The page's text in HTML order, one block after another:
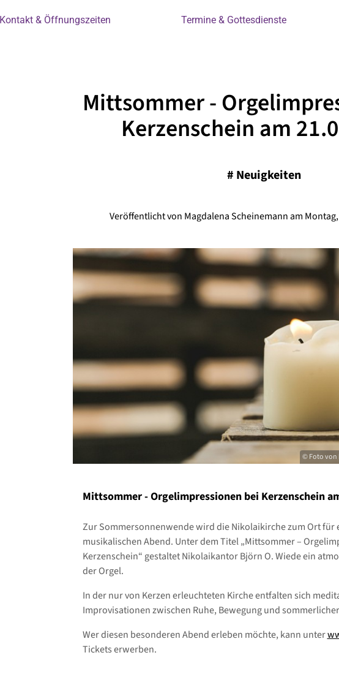
Kontakt & Öffnungszeiten Termine & Gottesdienste
Mittsommer -
Kerzenschein am
# Neuigkeiten
Veröffentlicht von Magdalena Scheinemann am
© Foto von
Mittsommer - Orgelimpressionen bei Kerzenschein
Zur Sommersonnenwende wird die Nikolaikirche zum Ort für
musikalischen Abend. Unter dem Titel „Mittsommer –
Kerzenschein“ gestaltet Nikolaikantor Björn O. Wiede ein
der Orgel.
In der nur von Kerzen erleuchteten Kirche entfalten sich
Improvisationen zwischen Ruhe, Bewegung und
Wer diesen besonderen Abend erleben möchte, kann unter
Tickets erwerben.